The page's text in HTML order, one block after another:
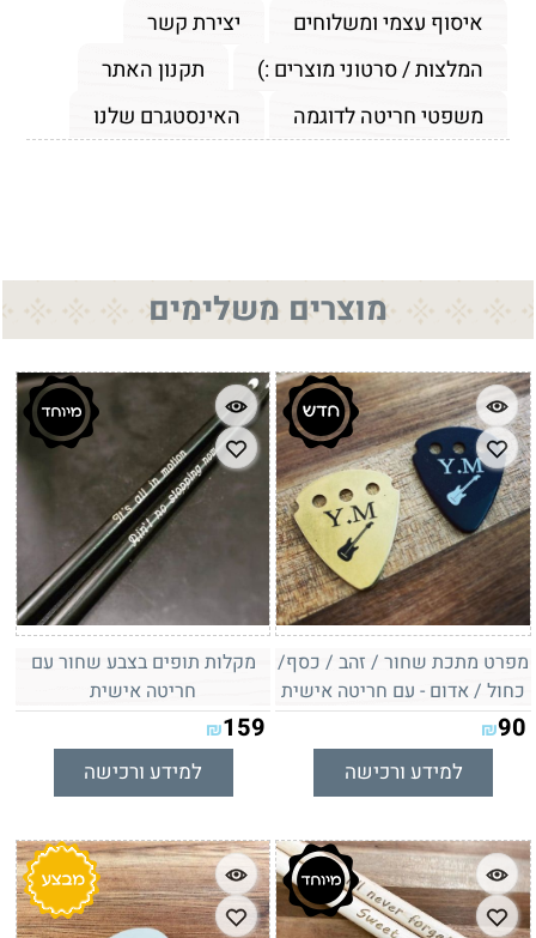
איסוף עצמי ומשלוחים
יצירת קשר
המלצות / סרטוני מוצרים :)
תקנון האתר
משפטי חריטה לדוגמה
האינסטגרם שלנו
מוצרים משלימים
מפרט מתכת שחור / זהב / כסף/
כחול / אדום - עם חריטה אישית
₪90
למידע ורכישה
מקלות תופים בצבע שחור עם
חריטה אישית
₪159
למידע ורכישה